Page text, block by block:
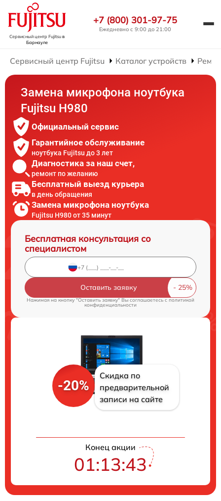
Сервисный центр Fujitsuв
Барнауле
+7 (800) 301-97-75
Ежедневно с 9:00 до 21:00
Сервисный центр Fujitsu Каталог устройств
Замена микрофона ноутбука
Fujitsu H980
Официальный сервис
Гарантийное обслуживание
ноутбука Fujitsu до 3 лет
Диагностика за наш счет,
ремонт по желанию
Бесплатный выезд курьера
в день обращения
Замена микрофона ноутбука
Fujitsu H980 от 35 минут
Бесплатная консультация со
специалистом
Оставить заявку
Нажимая на кнопку "Оставить заявку" Вы соглашаетесь cполитикой
конфиденциальности
-20%
Скидка по
предварительной
записи на сайте
Конец акции
01:13:42